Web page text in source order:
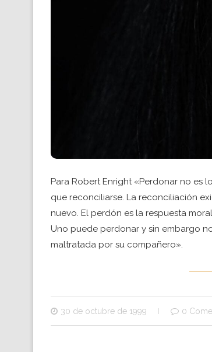
Para Robert Enright «Perdonar no es
que reconciliarse. La reconciliación
nuevo. El perdón es la respuesta
Uno puede perdonar y sin embargo
maltratada por su compañero».
30 de octubre de 1999 0